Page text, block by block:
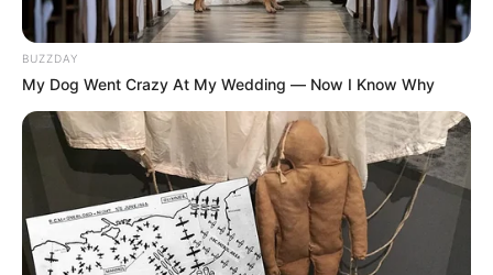
Ventanilla Única de
por fin de año: revise
antes de ir
NOVENA DE AGUINALDOS
Comienzan las novenas en
Bogotá: RCN se suma con
música, premios y talento
BUZZDAY
My Dog Went Crazy At My Wedding — Now I Know Why